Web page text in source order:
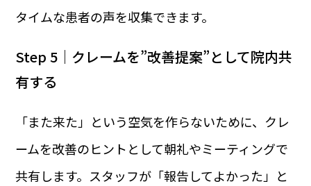
タイムな患者の声を収集できます。
Step 5｜クレームを”改善提案”として院内共
有する
「また来た」という空気を作らないために、クレ
ームを改善のヒントとして朝礼やミーティングで
共有します。スタッフが「報告してよかった」と